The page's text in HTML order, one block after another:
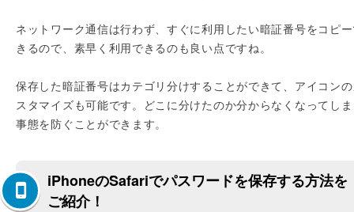
ネットワーク通信は行わず、すぐに利用したい暗証番号をコピ
きるので、素早く利用できるのも良い点ですね。
保存した暗証番号はカテゴリ分けすることができて、アイコン
スタマイズも可能です。どこに分けたのか分からなくなってし
事態を防ぐことができます。
iPhoneのSafariでパスワードを保存する方法を
ご紹介！